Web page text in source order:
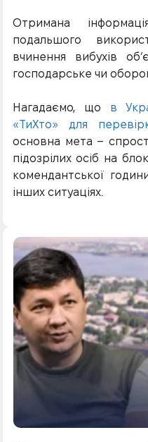
Отримана
подальшого
вчинення вибухів
господарське чи
Нагадаємо, що в
«ТиХто» для
основна мета –
підозрілих осіб на
комендантської
інших ситуаціях.